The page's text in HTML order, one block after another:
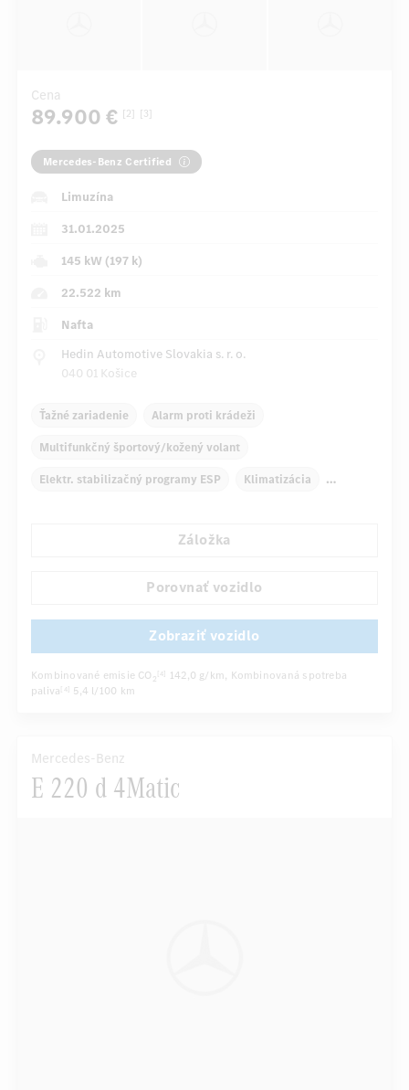
Cena
89.900 € [2] [3]
Mercedes-Benz Certified
Limuzína
31.01.2025
145 kW (197 k)
22.522 km
Nafta
Hedin Automotive Slovakia s. r. o.
040 01 Košice
Ťažné zariadenie Alarm proti krádeži
Multifunkčný športový/kožený volant
Elektr. stabilizačný programy ESP Klimatizácia
Automatické stmievanie vnútorného/vonkajšieho zrkadla
Záložka
Porovnať vozidlo
Zobraziť vozidlo
Kombinované emisie CO 2 [4] 142,0 g/km, Kombinovaná spotreba
paliva
[4] 5,4 l/100 km
Mercedes-Benz
E 220 d 4Matic